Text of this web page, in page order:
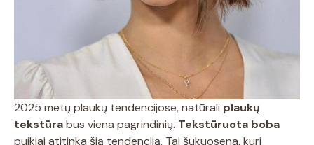
2025 metų plaukų tendencijose, natūrali plaukų
tekstūrabus viena pagrindinių. Tekstūruota boba
puikiai atitinka šią tendenciją. Tai šukuosena, kuri